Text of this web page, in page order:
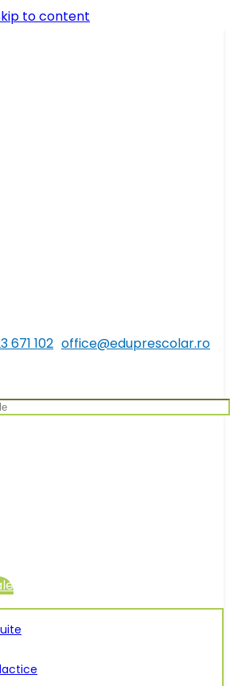
to content
671 102 office@eduprescolar.ro